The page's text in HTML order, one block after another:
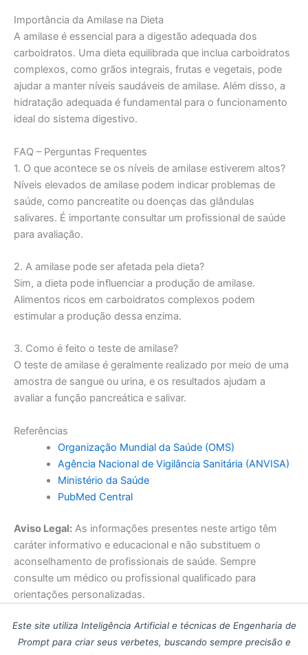
Importância da Amilase na Dieta
A amilase é essencial para a digestão adequada dos
carboidratos. Uma dieta equilibrada que inclua carboidratos
complexos, como grãos integrais, frutas e vegetais, pode
ajudar a manter níveis saudáveis de amilase. Além disso, a
hidratação adequada é fundamental para o funcionamento
ideal do sistema digestivo.
FAQ – Perguntas Frequentes
1. O que acontece se os níveis de amilase estiverem altos?
Níveis elevados de amilase podem indicar problemas de
saúde, como pancreatite ou doenças das glândulas
salivares. É importante consultar um profissional de saúde
para avaliação.
2. A amilase pode ser afetada pela dieta?
Sim, a dieta pode influenciar a produção de amilase.
Alimentos ricos em carboidratos complexos podem
estimular a produção dessa enzima.
3. Como é feito o teste de amilase?
O teste de amilase é geralmente realizado por meio de uma
amostra de sangue ou urina, e os resultados ajudam a
avaliar a função pancreática e salivar.
Referências
Organização Mundial da Saúde (OMS)
Agência Nacional de Vigilância Sanitária (ANVISA)
Ministério da Saúde
PubMed Central
Aviso Legal: As informações presentes neste artigo têm
caráter informativo e educacional e não substituem o
aconselhamento de profissionais de saúde. Sempre
consulte um médico ou profissional qualificado para
orientações personalizadas.
Este site utiliza Inteligência Artificial e técnicas de Engenharia de
Prompt para criar seus verbetes, buscando sempre precisão e